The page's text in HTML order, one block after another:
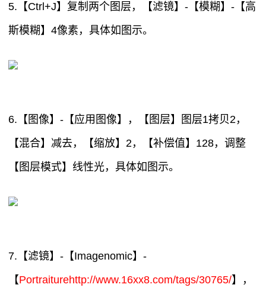
5.【Ctrl+J】复制两个图层，【滤镜】-【模糊】-【高
斯模糊】4像素，具体如图示。
6.【图像】-【应用图像】，【图层】图层1拷贝2，
【混合】减去，【缩放】2，【补偿值】128，调整
【图层模式】线性光，具体如图示。
7.【滤镜】-【Imagenomic】-
【Portraiturehttp://www.16xx8.com/tags/30765/】，